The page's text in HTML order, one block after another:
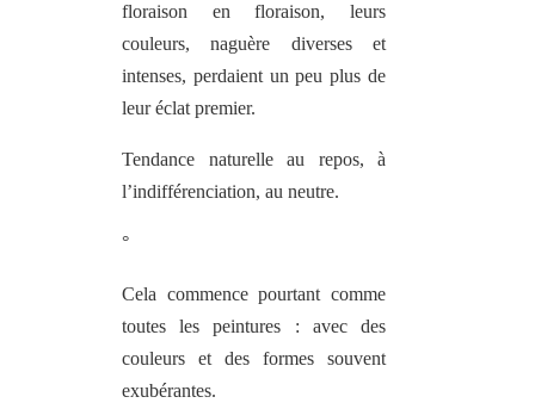
floraison en floraison, leurs
couleurs, naguère diverses et
intenses, perdaient un peu plus de
leur éclat premier.
Tendance naturelle au repos, à
l’indifférenciation, au neutre.
°
Cela commence pourtant comme
toutes les peintures : avec des
couleurs et des formes souvent
exubérantes.